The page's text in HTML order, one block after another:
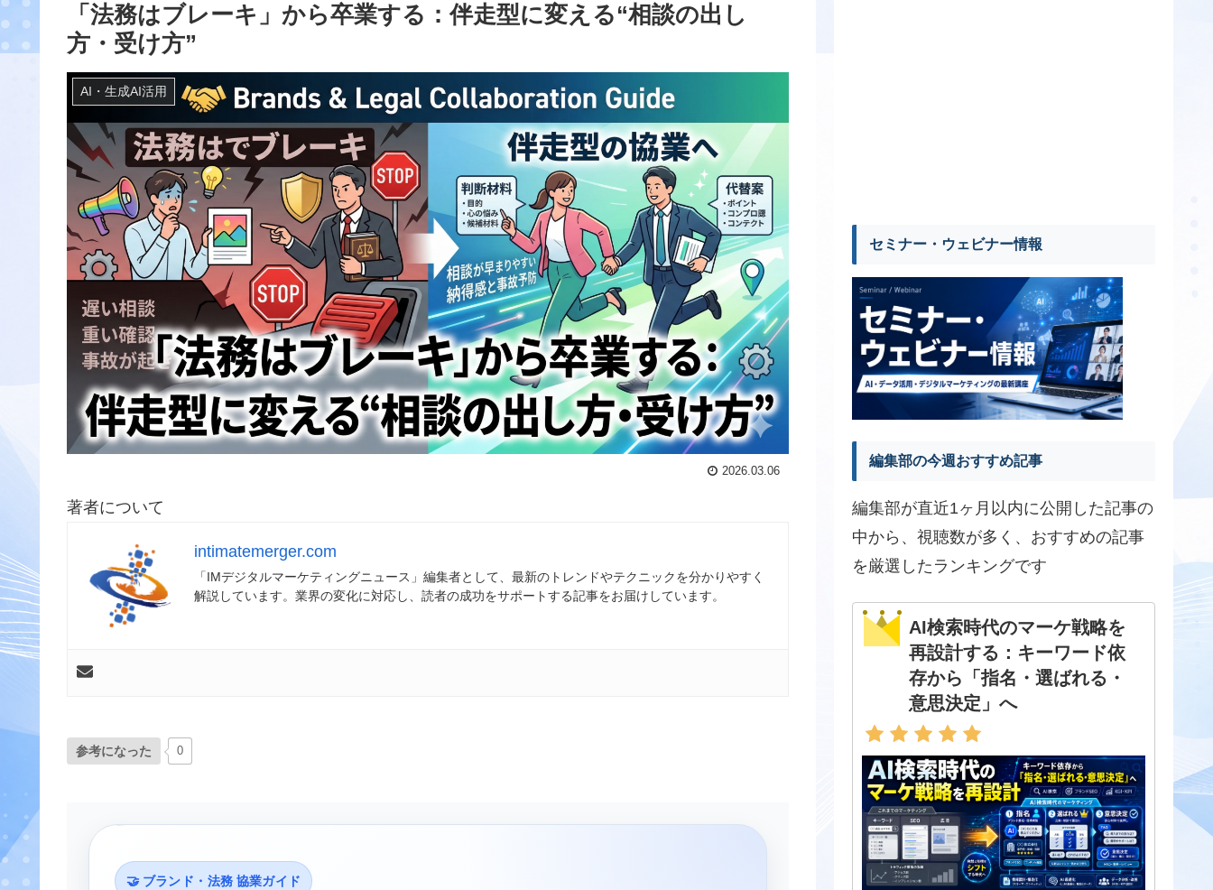
「法務はブレーキ」から卒業する：伴走型に変える“相談の出し
方・受け方”
AI・生成AI活用
2026.03.06
著者について
intimatemerger.com
「IMデジタルマーケティングニュース」編集者として、最新のトレンドやテクニックを分かりやすく
解説しています。業界の変化に対応し、読者の成功をサポートする記事をお届けしています。
参考になった 0
🤝 ブランド・法務 協業ガイド
セミナー・ウェビナー情報
編集部の今週おすすめ記事
編集部が直近1ヶ月以内に公開した記事の
中から、視聴数が多く、おすすめの記事
を厳選したランキングです
AI検索時代のマーケ戦略を
再設計する：キーワード依
存から「指名・選ばれる・
意思決定」へ